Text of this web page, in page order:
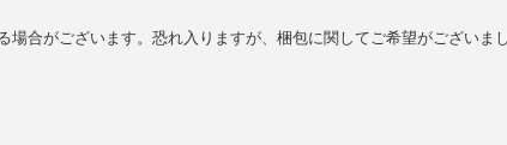
合がございます。恐れ入りますが、梱包に関してご希望がございま